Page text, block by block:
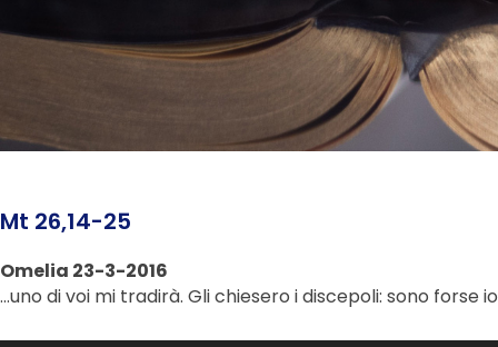
Mt 26,14-25
Omelia 23-3-2016
…uno di voi mi tradirà. Gli chiesero i discepoli: sono forse